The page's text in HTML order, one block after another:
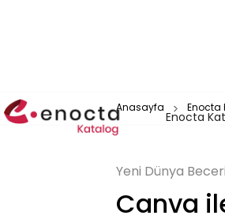
Enocta
Anasayfa Enocta
Yeni Dünya
Canva